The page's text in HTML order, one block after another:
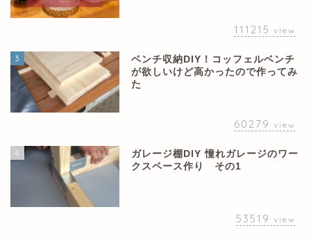
111215 view
3
ベンチ収納DIY！コッフェルベンチ
が欲しいけど高かったので作ってみ
た
60279 view
4
ガレージ棚DIY 憧れガレージのワー
クスペース作り その1
53519 view